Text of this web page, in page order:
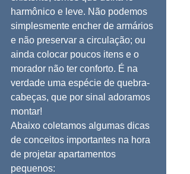
harmônico e leve. Não podemos
simplesmente encher de armários
e não preservar a circulação; ou
ainda colocar poucos itens e o
morador não ter conforto. É na
verdade uma espécie de quebra-
cabeças, que por sinal adoramos
montar!
Abaixo coletamos algumas dicas
de conceitos importantes na hora
de projetar apartamentos
pequenos: